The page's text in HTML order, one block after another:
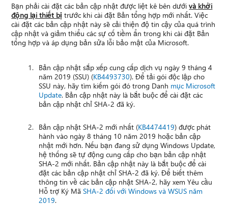
Bạn phải cài đặt các bản cập nhật được liệt kê bên dướivà khởi
động lại thiết bị trước khi cài đặt Bản tổng hợp mới nhất. Việc
cài đặt các bản cập nhật này sẽ cải thiện độ tin cậy của quá trình
cập nhật và giảm thiểu các sự cố tiềm ẩn trong khi cài đặt Bản
tổng hợp và áp dụng bản sửa lỗi bảo mật của Microsoft.
Bản cập nhật sắp xếp cung cấp dịch vụ ngày 9 tháng 4
năm 2019 (SSU) (KB4493730). Để tải gói độc lập cho
SSU này, hãy tìm kiếm gói đó trong Danh mục Microsoft
Update. Bản cập nhật này là bắt buộc để cài đặt các
bản cập nhật chỉ SHA-2 đã ký.
Bản cập nhật SHA-2 mới nhất (KB4474419) được phát
hành vào ngày 8 tháng 10 năm 2019 hoặc bản cập
nhật mới hơn. Nếu bạn đang sử dụng Windows Update,
hệ thống sẽ tự động cung cấp cho bạn bản cập nhật
SHA-2 mới nhất. Bản cập nhật này là bắt buộc để cài
đặt các bản cập nhật chỉ SHA-2 đã ký. Để biết thêm
thông tin về các bản cập nhật SHA-2, hãy xem Yêu cầu
Hỗ trợ Ký MãSHA-2 đối với Windows và WSUS năm
2019.